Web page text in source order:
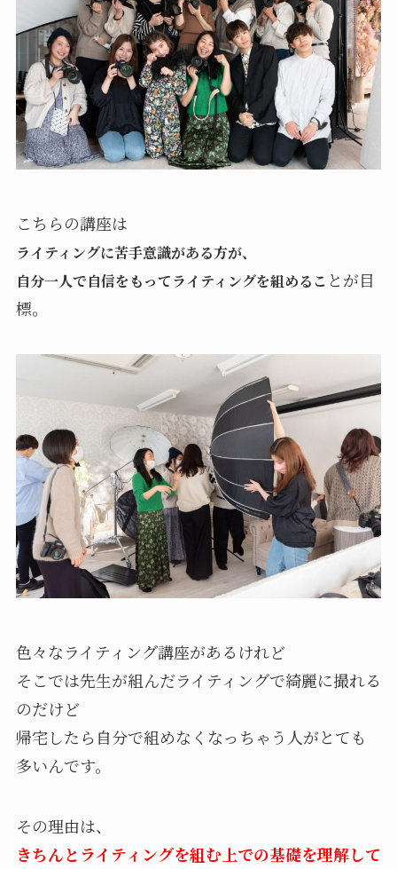
こちらの講座は
ライティングに苦手意識がある方が、
自分一人で自信をもってライティングを組めるこ とが目
標。
色々なライティング講座があるけれど
そこでは先生が組んだライティングで綺麗に撮れる
のだけど
帰宅したら自分で組めなくなっちゃう人がとても
多いんです。
その理由は、
きちんとライティングを組む上での基礎を理解して